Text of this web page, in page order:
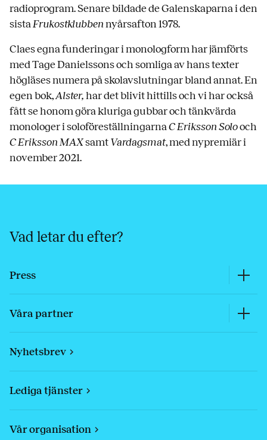
radioprogram. Senare bildade de Galenskaparna i den
sistaFrukostklubbennyårsafton 1978.
Claes egna funderingar i monologform har jämförts
med Tage Danielssons och somliga av hans texter
högläses numera på skolavslutningar bland annat. En
egen bok,Alster, har det blivit hittills och vi har också
fått se honom göra kluriga gubbar och tänkvärda
monologer i soloföreställningarnaC Eriksson Solooch
C Eriksson MAXsamt Vardagsmat, med nypremiär i
november 2021.
Vad letar du efter?
Press
Våra partner
Nyhetsbrev
Lediga tjänster
Vår organisation